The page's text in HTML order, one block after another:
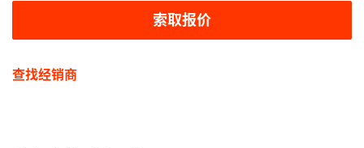
索取报价
查找经销商